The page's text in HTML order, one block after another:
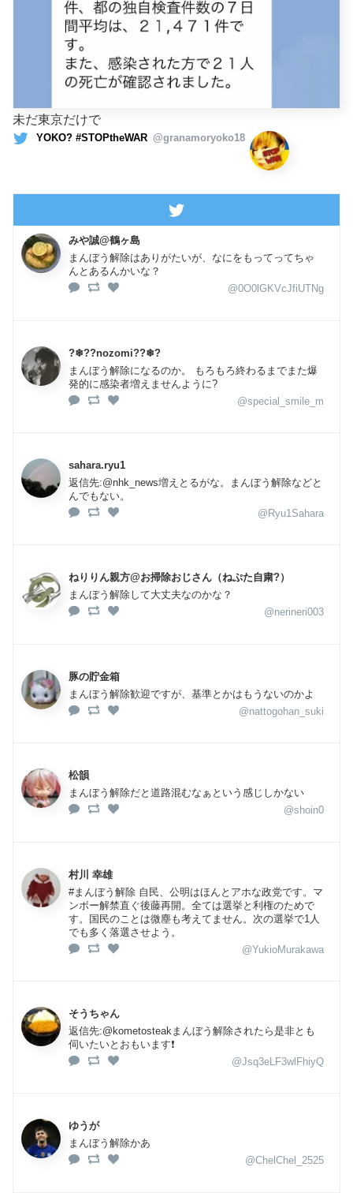
未だ東京だけで
YOKO? #STOPtheWAR @granamoryoko18
みや誠@鶴ヶ島
まんぼう解除はありがたいが、なにをもってってちゃ
んとあるんかいな？
@0O0lGKVcJfiUTNg
?❄??nozomi??❄?
まんぼう解除になるのか。 もろもろ終わるまでまた爆
発的に感染者増えませんように?
@special_smile_m
sahara.ryu1
返信先:@nhk_news増えとるがな。まんぼう解除などと
んでもない。
@Ryu1Sahara
ねりりん親方@お掃除おじさん（ねぷた自粛?‍）
まんぼう解除して大丈夫なのかな？
@nerineri003
豚の貯金箱
まんぼう解除歓迎ですが、基準とかはもうないのかよ
@nattogohan_suki
松韻
まんぼう解除だと道路混むなぁという感じしかない
@shoin0
村川 幸雄
#まんぼう解除 自民、公明はほんとアホな政党です。マ
ンボー解禁直ぐ後藤再開。全ては選挙と利権のためで
す。国民のことは微塵も考えてません。次の選挙で1人
でも多く落選させよう。
@YukioMurakawa
そうちゃん
返信先:@kometosteakまんぼう解除されたら是非とも
伺いたいとおもいます❗️
@Jsq3eLF3wlFhiyQ
ゆうが
まんぼう解除かあ
@ChelChel_2525